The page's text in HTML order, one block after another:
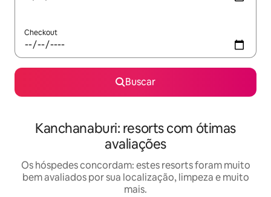
Checkout
Buscar
Kanchanaburi: resorts com ótimas
avaliações
Os hóspedes concordam: estes resorts foram muito
bem avaliados por sua localização, limpeza e muito
mais.